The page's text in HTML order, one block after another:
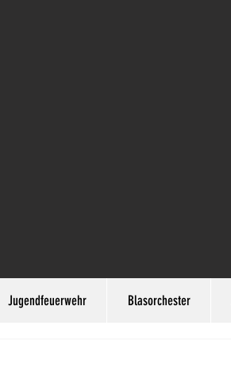
Jugendfeuerwehr Blasorchester